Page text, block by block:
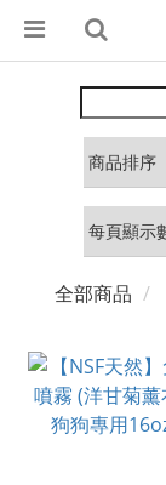
全部商品